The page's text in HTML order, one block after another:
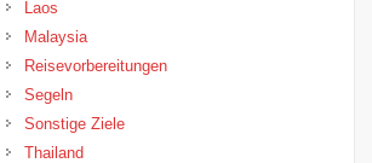
Laos
Malaysia
Reisevorbereitungen
Segeln
Sonstige Ziele
Thailand